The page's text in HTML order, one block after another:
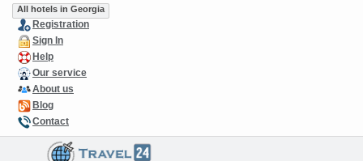
All hotels in Georgia
Registration
Sign In
Help
Our service
About us
Blog
Contact